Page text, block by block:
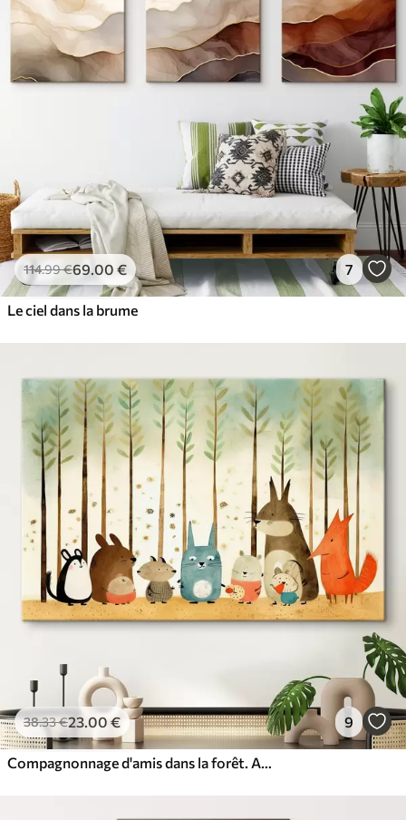
114.99€69 .00 € 7
Le ciel dans la brume
38.33€23.00 € 9